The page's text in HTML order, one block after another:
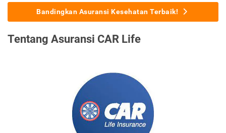
Bandingkan Asuransi Kesehatan Terbaik!
Tentang Asuransi CAR Life